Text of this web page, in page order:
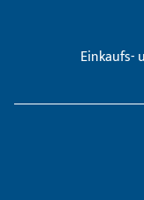
Einkaufs-